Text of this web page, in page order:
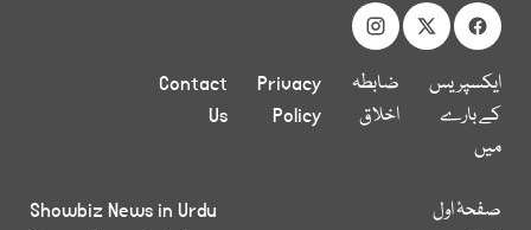
ایکسپریس
کے بارے
میں
ضابطہ
اخلاق
Privacy
Policy
Contact
Us
صفحۂ اول
Showbiz News in Urdu